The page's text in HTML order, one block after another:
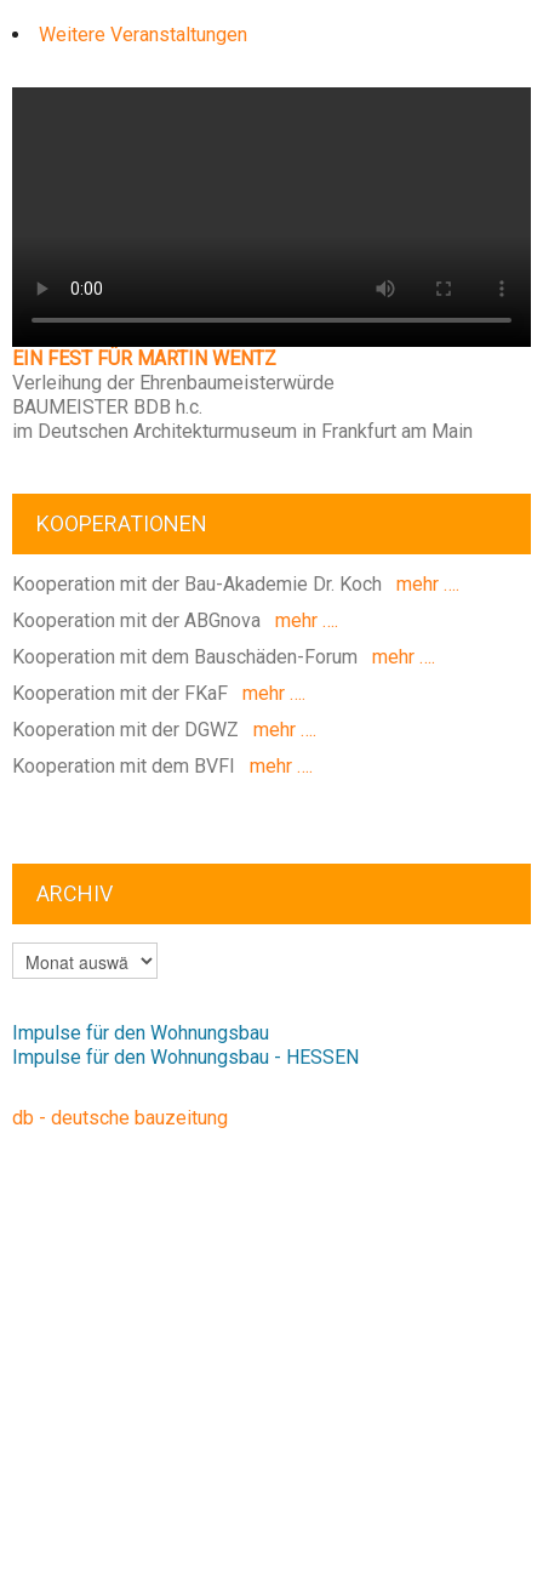
Weitere Veranstaltungen
EIN FEST FÜR MARTIN WENTZ
Verleihung der Ehrenbaumeisterwürde
BAUMEISTER BDB h.c.
im Deutschen Architekturmuseum in Frankfurt am Main
KOOPERATIONEN
Kooperation mit der Bau-Akademie Dr. Koch mehr ….
Kooperation mit der ABGnova mehr ….
Kooperation mit dem Bauschäden-Forum mehr ….
Kooperation mit der FKaF mehr ….
Kooperation mit der DGWZ mehr ….
Kooperation mit dem BVFI
mehr ….
ARCHIV
ARCHIV
Impulse für den Wohnungsbau
Impulse für den Wohnungsbau - HESSEN
db - deutsche bauzeitung